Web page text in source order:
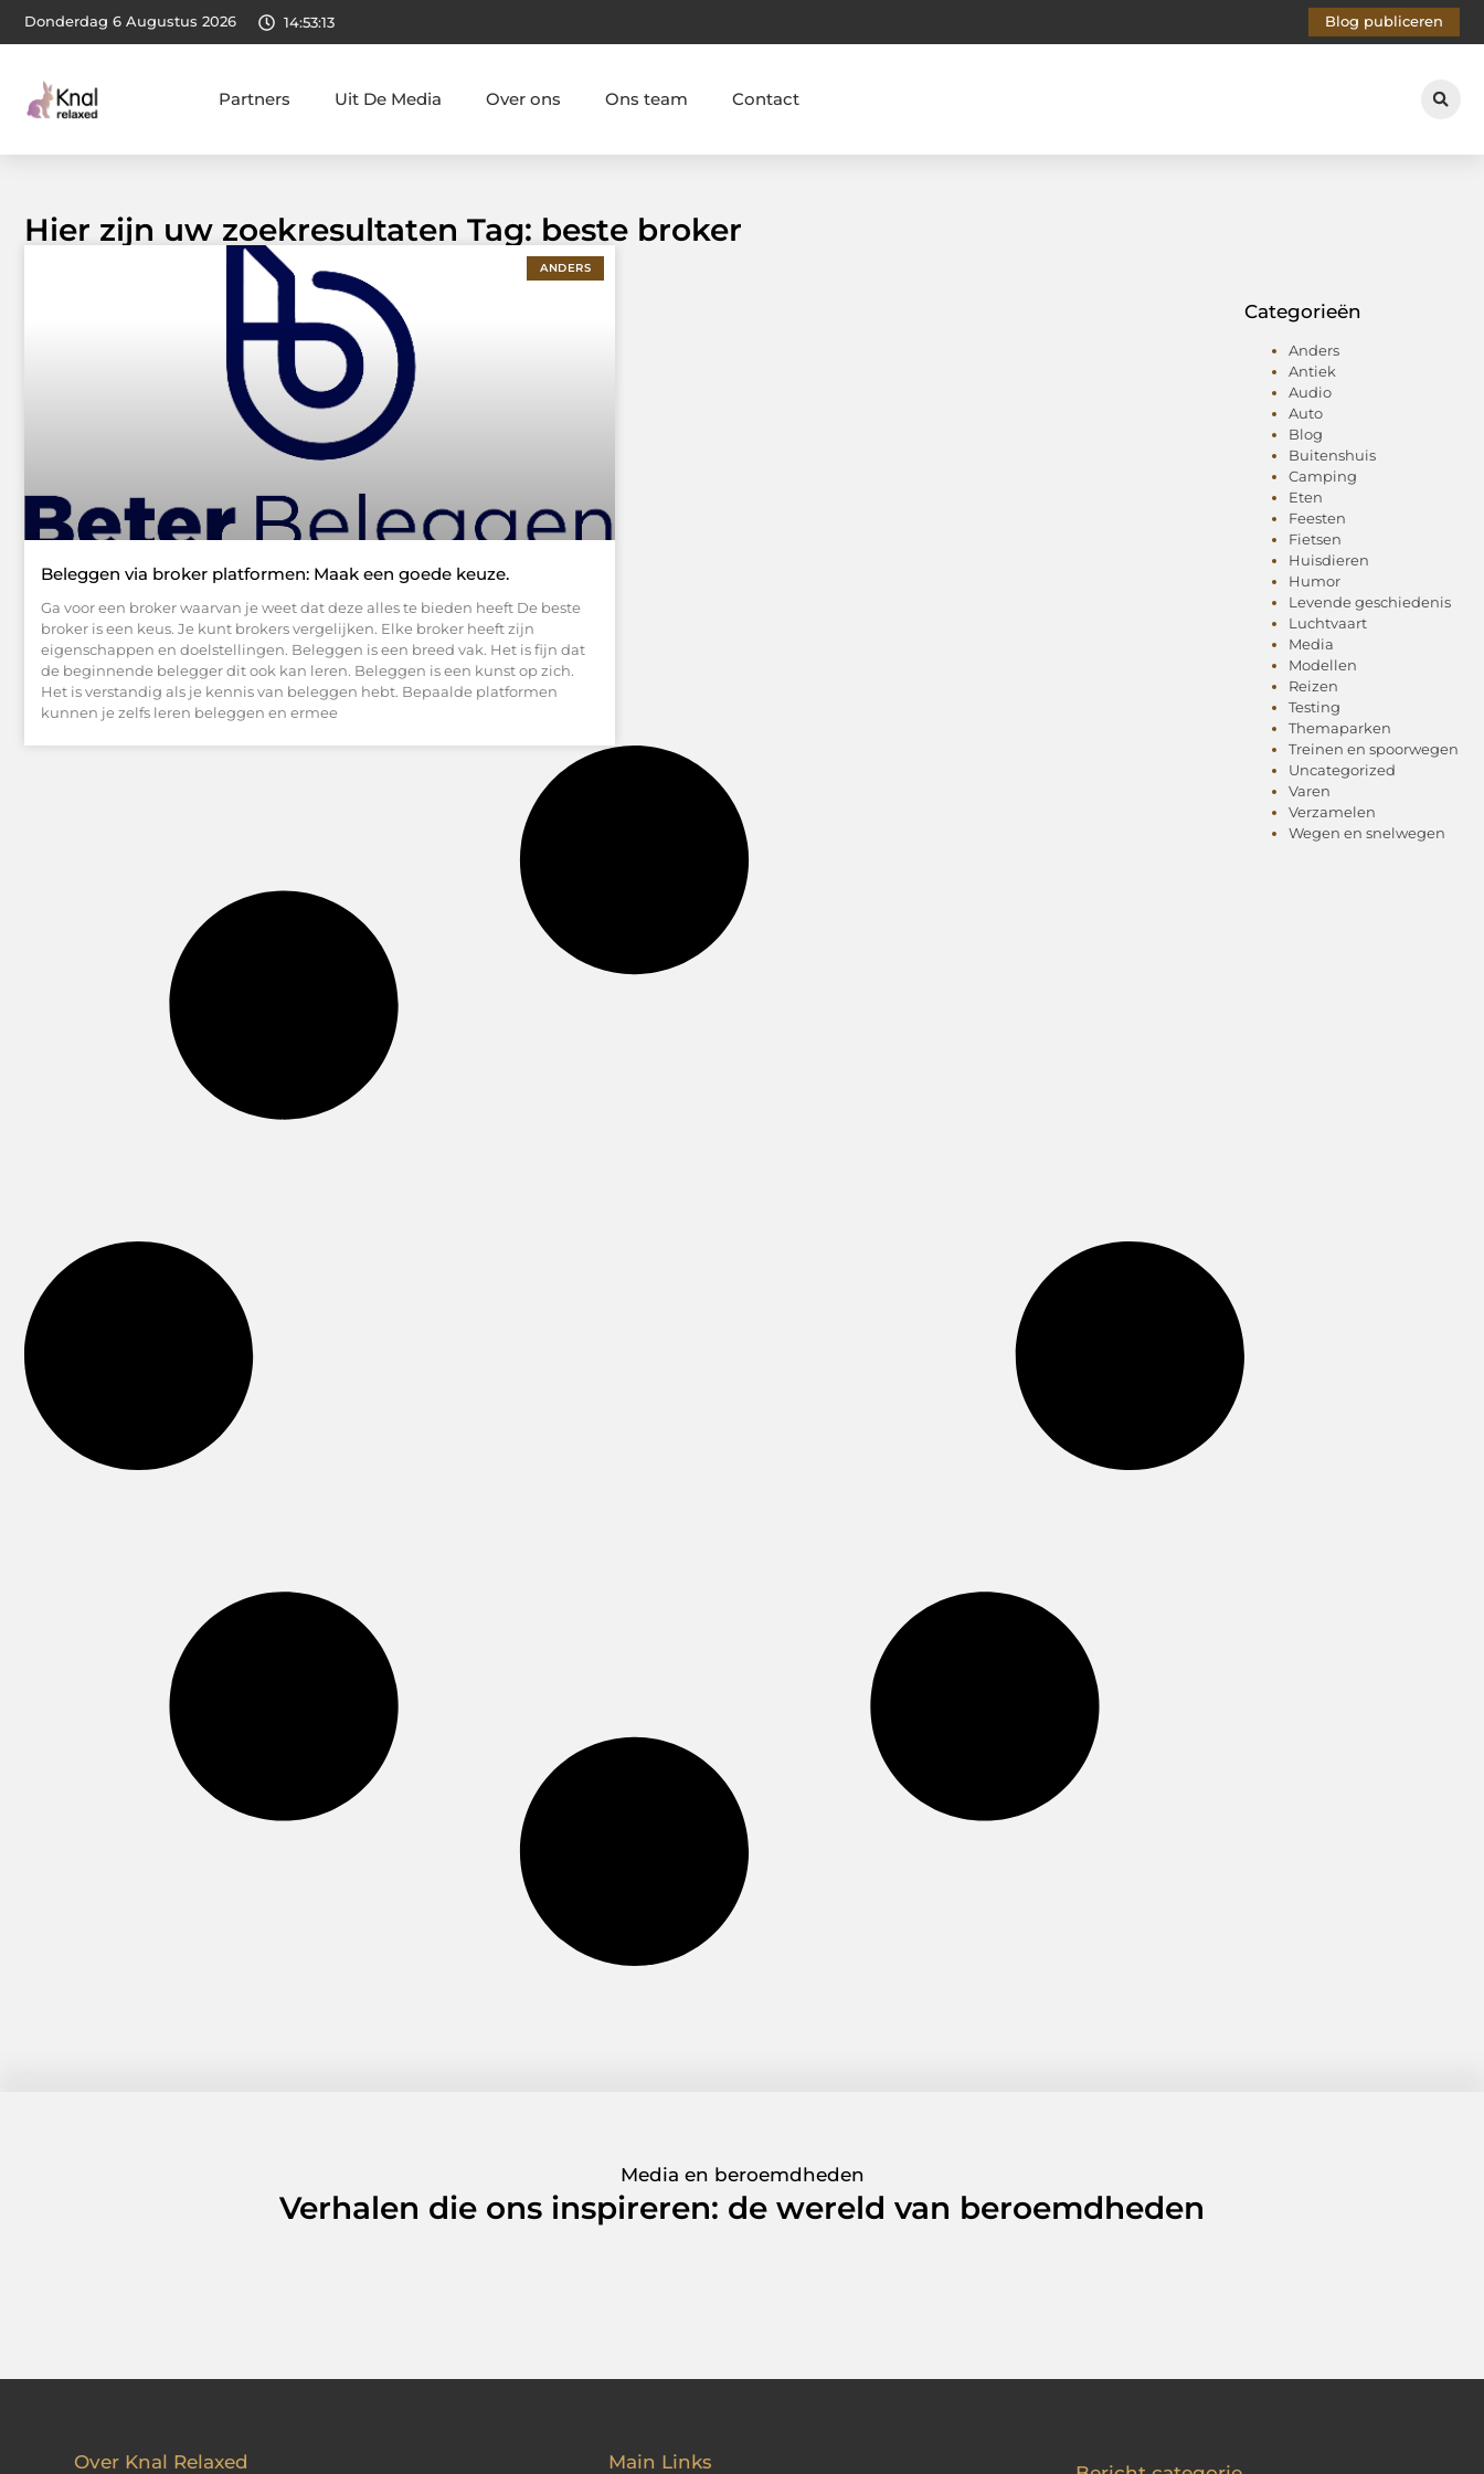
Donderdag 6 Augustus 2026 14:53:14 Blog publiceren
Partners Uit De Media Over ons Ons team Contact
Hier zijn uw zoekresultaten Tag: beste broker
ANDERS
Beleggen via broker platformen: Maak een goede keuze.
Ga voor een broker waarvan je weet dat deze alles te bieden heeft De beste
broker is een keus. Je kunt brokers vergelijken. Elke broker heeft zijn
eigenschappen en doelstellingen. Beleggen is een breed vak. Het is fijn dat
de beginnende belegger dit ook kan leren. Beleggen is een kunst op zich.
Het is verstandig als je kennis van beleggen hebt. Bepaalde platformen
kunnen je zelfs leren beleggen en ermee
Categorieën
Anders
Antiek
Audio
Auto
Blog
Buitenshuis
Camping
Eten
Feesten
Fietsen
Huisdieren
Humor
Levende geschiedenis
Luchtvaart
Media
Modellen
Reizen
Testing
Themaparken
Treinen en spoorwegen
Uncategorized
Varen
Verzamelen
Wegen en snelwegen
Media en beroemdheden
Verhalen die ons inspireren: de wereld van beroemdheden
Over Knal Relaxed Main Links